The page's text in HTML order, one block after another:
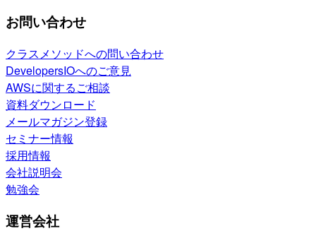
お問い合わせ
クラスメソッドへの問い合わせ
DevelopersIOへのご意見
AWSに関するご相談
資料ダウンロード
メールマガジン登録
セミナー情報
採用情報
会社説明会
勉強会
運営会社